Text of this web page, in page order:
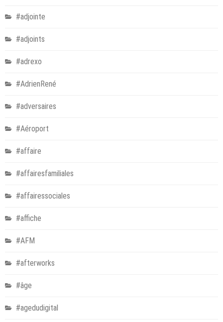
#adjointe
#adjoints
#adrexo
#AdrienRené
#adversaires
#Aéroport
#affaire
#affairesfamiliales
#affairessociales
#affiche
#AFM
#afterworks
#âge
#agedudigital